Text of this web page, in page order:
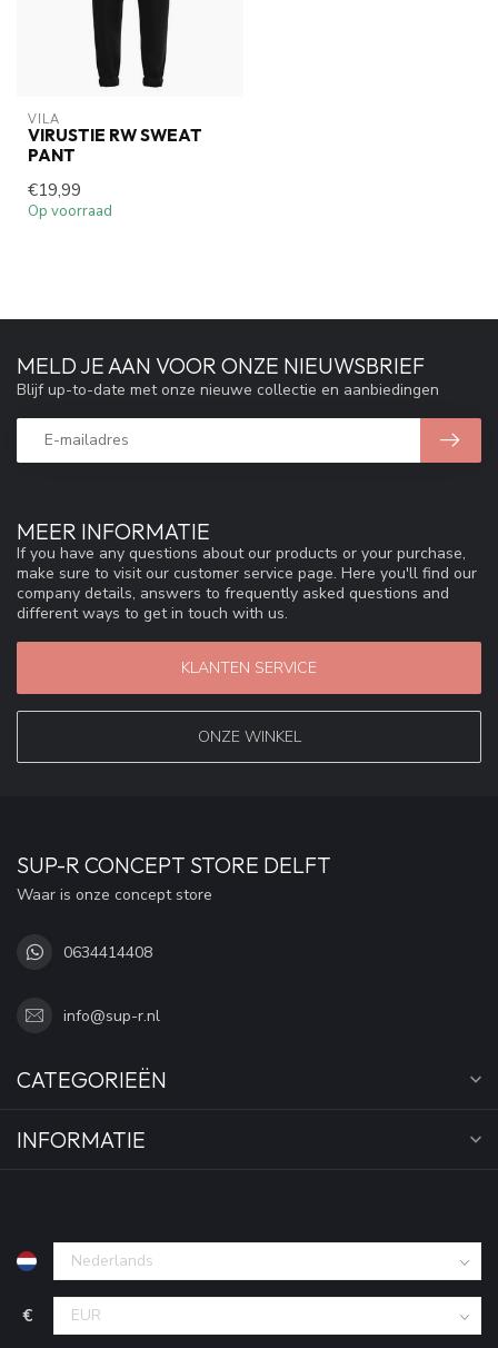
VILA
VIRUSTIE RW SWEAT
PANT
€19,99
Op voorraad
MEER INFORMATIE
If you have any questions about our products or your purchase,
make sure to visit our customer service page. Here you'll find our
company details, answers to frequently asked questions and
different ways to get in touch with us.
KLANTEN SERVICE
ONZE WINKEL
MELD JE AAN VOOR ONZE NIEUWSBRIEF
Blijf up-to-date met onze nieuwe collectie en aanbiedingen
SUP-R CONCEPT STORE DELFT
Waar is onze concept store
0634414408
info@sup-r.nl
CATEGORIEËN
INFORMATIE
€